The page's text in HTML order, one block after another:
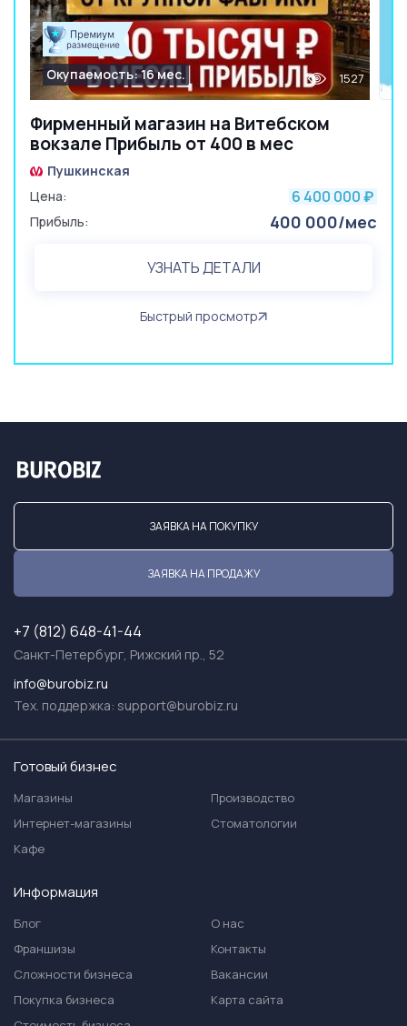
Фирменный магазин на Витебском
вокзале Прибыль от 400 в мес
Окупаемость: 16 мес. 1527
Пушкинская
Цена:
6 400 000 ₽
Прибыль: 400 000/мес
УЗНАТЬ ДЕТАЛИ
Быстрый просмотр
ЗАЯВКА НА ПОКУПКУ
ЗАЯВКА НА ПРОДАЖУ
+7 (812) 648-41-44
Санкт-Петербург, Рижский пр., 52
info@burobiz.ru
Тех. поддержка: support@burobiz.ru
Готовый бизнес
Магазины
Интернет-магазины
Кафе
Производство
Стоматологии
Информация
Блог
Франшизы
Сложности бизнеса
Покупка бизнеса
О нас
Контакты
Вакансии
Карта сайта